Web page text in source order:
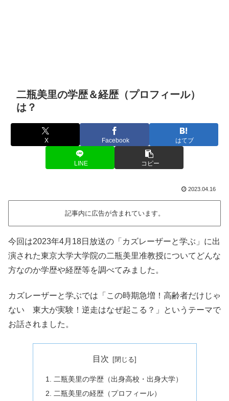
二瓶美里の学歴＆経歴（プロフィール）
は？
X Facebook はてブ
LINE コピー
2023.04.16
記事内に広告が含まれています。
今回は2023年4月18日放送の「カズレーザーと学ぶ」に出
演された東京大学大学院の二瓶美里准教授についてどんな
方なのか学歴や経歴等を調べてみました。
カズレーザーと学ぶでは「この時期急増！高齢者だけじゃ
ない 東大が実験！逆走はなぜ起こる？」というテーマで
お話されました。
目次
二瓶美里の学歴（出身高校・出身大学）
二瓶美里の経歴（プロフィール）